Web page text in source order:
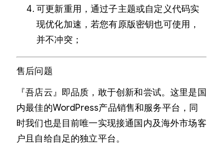
可更新重用，通过子主题或自定义代码实
现优化加速，若您有原版密钥也可使用，
并不冲突；
售后问题
『吾店云』即品质，敢于创新和尝试。这里是国
内最佳的WordPress产品销售和服务平台，同
时我们也是目前唯一实现接通国内及海外市场客
户且自给自足的独立平台。